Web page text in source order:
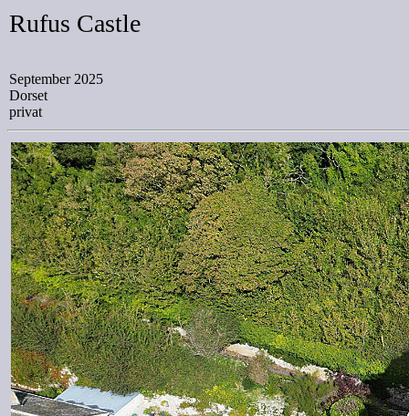
Rufus Castle
September 2025
Dorset
privat